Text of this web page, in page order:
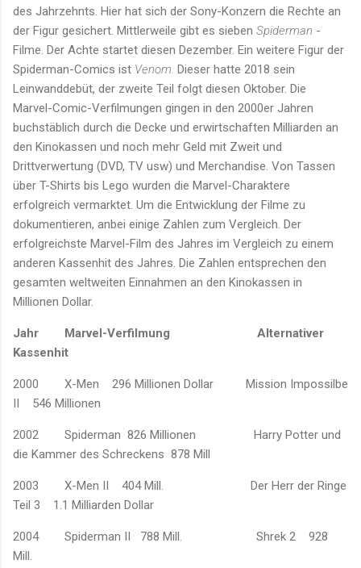
des Jahrzehnts. Hier hat sich der Sony-Konzern die Rechte an
der Figur gesichert. Mittlerweile gibt es sieben Spiderman -
Filme. Der Achte startet diesen Dezember. Ein weitere Figur der
Spiderman-Comics ist Venom. Dieser hatte 2018 sein
Leinwanddebüt, der zweite Teil folgt diesen Oktober. Die
Marvel-Comic-Verfilmungen gingen in den 2000er Jahren
buchstäblich durch die Decke und erwirtschaften Milliarden an
den Kinokassen und noch mehr Geld mit Zweit und
Drittverwertung (DVD, TV usw) und Merchandise. Von Tassen
über T-Shirts bis Lego wurden die Marvel-Charaktere
erfolgreich vermarktet. Um die Entwicklung der Filme zu
dokumentieren, anbei einige Zahlen zum Vergleich. Der
erfolgreichste Marvel-Film des Jahres im Vergleich zu einem
anderen Kassenhit des Jahres. Die Zahlen entsprechen den
gesamten weltweiten Einnahmen an den Kinokassen in
Millionen Dollar.
Jahr Marvel-Verfilmung
Alternativer
Kassenhit
2000 X-Men 296 Millionen Dollar
Mission Impossilbe
II 546 Millionen
2002
Spiderman 826 Millionen Harry Potter und
die Kammer des Schreckens 878 Mill
2003 X-Men II 404 Mill.
Der Herr der Ringe
Teil 3 1.1 Milliarden Dollar
2004 Spiderman II 788 Mill. Shrek 2 928
Mill.